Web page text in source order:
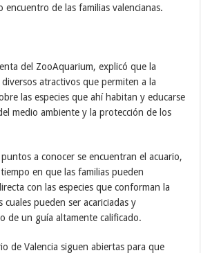
encuentro de las familias valencianas.
del ZooAquarium, explicó que la
atractivos que permiten a la
las especies que ahí habitan y educarse
medio ambiente y la protección de los
a conocer se encuentran el acuario,
en que las familias pueden
con las especies que conforman la
pueden ser acariciadas y
de un guía altamente calificado.
de Valencia siguen abiertas para que